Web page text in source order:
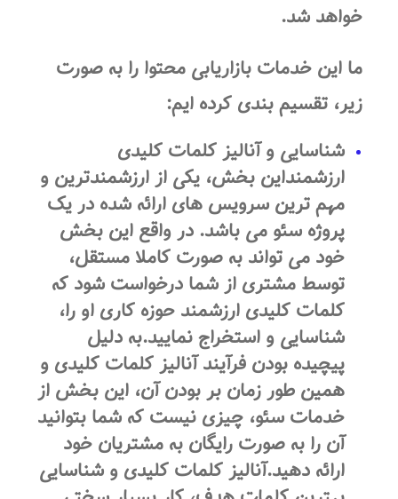
خواهد شد.
ما این خدمات بازاریابی محتوا را به صورت
زیر، تقسیم بندی کرده ایم:
شناسایی و آنالیز کلمات کلیدی
ارزشمنداین بخش، یکی از ارزشمندترین و
مهم ترین سرویس های ارائه شده در یک
پروژه سئو می باشد. در واقع این بخش
خود می تواند به صورت کاملا مستقل،
توسط مشتری از شما درخواست شود که
کلمات کلیدی ارزشمند حوزه کاری او را،
شناسایی و استخراج نمایید.به دلیل
پیچیده بودن فرآیند آنالیز کلمات کلیدی و
همین طور زمان بر بودن آن، این بخش از
خدمات سئو، چیزی نیست که شما بتوانید
آن را به صورت رایگان به مشتریان خود
ارائه دهید.آنالیز کلمات کلیدی و شناسایی